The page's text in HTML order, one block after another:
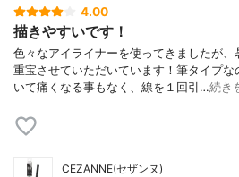
4.00
描きやすいです！
色々なアイライナーを使ってきましたが
重宝させていただいています！筆タイプ
いて痛くなる事もなく、線を１回引…続き
CEZANNE(セザンヌ)